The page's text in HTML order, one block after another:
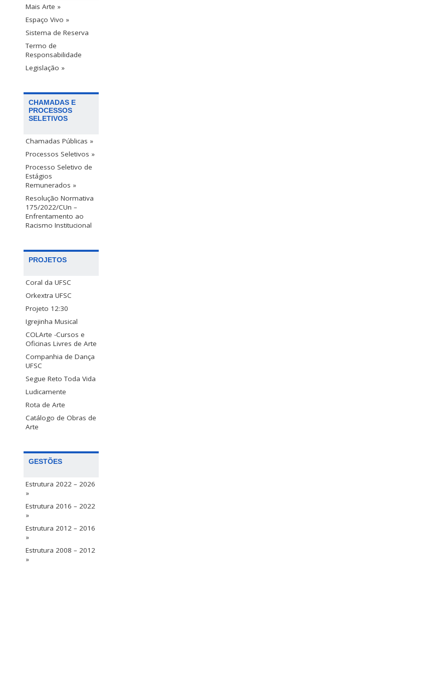
Mais Arte »
Espaço Vivo »
Sistema de Reserva
Termo de
Responsabilidade
Legislação »
CHAMADAS E
PROCESSOS
SELETIVOS
Chamadas Públicas »
Processos Seletivos »
Processo Seletivo de
Estágios
Remunerados »
Resolução Normativa
175/2022/CUn –
Enfrentamento ao
Racismo Institucional
PROJETOS
Coral da UFSC
Orkextra UFSC
Projeto 12:30
Igrejinha Musical
COLArte -Cursos e
Oficinas Livres de Arte
Companhia de Dança
UFSC
Segue Reto Toda Vida
Ludicamente
Rota de Arte
Catálogo de Obras de
Arte
GESTÕES
Estrutura 2022 – 2026
»
Estrutura 2016 – 2022
»
Estrutura 2012 – 2016
»
Estrutura 2008 – 2012
»